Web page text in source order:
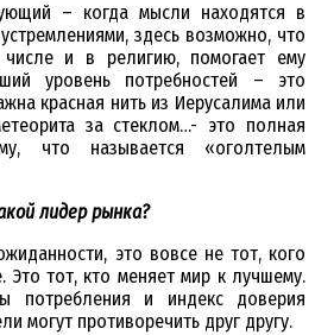
– когда мысли находятся в
здесь возможно, что
и в религию, помогает ему
уровень потребностей – это
красная нить из Иерусалима или
за стеклом…- это полная
что называется «оголтелым
лидер рынка?
это вовсе не тот, кого
тот, кто меняет мир к лучшему.
потребления и индекс доверия
могут противоречить друг другу.